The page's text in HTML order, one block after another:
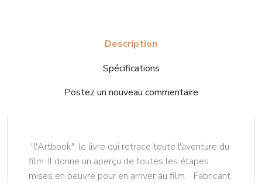
Description
Spécifications
Postez un nouveau commentaire
"l'Artbook", le livre qui retrace toute l'aventure du
film. Il donne un aperçu de toutes les étapes
mises en oeuvre pour en arriver au film. Fabricant